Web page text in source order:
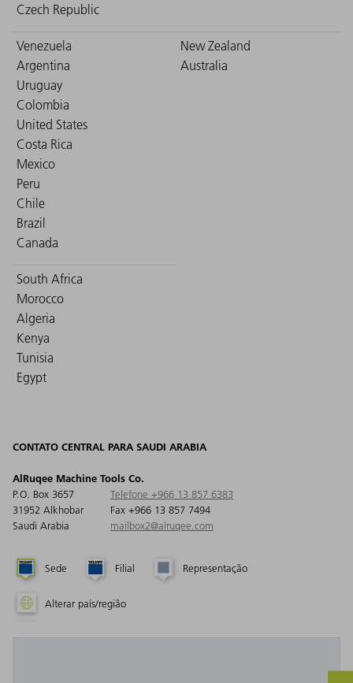
Czech Republic
Venezuela
Argentina
Uruguay
Colombia
United States
Costa Rica
Mexico
Peru
Chile
Brazil
Canada
New Zealand
Australia
South Africa
Morocco
Algeria
Kenya
Tunisia
Egypt
CONTATO CENTRAL PARA SAUDI ARABIA
AlRuqee Machine Tools Co.
P.O. Box 3657
31952 Alkhobar
Saudi Arabia
Telefone +966 13 857 6383
Fax +966 13 857 7494
mailbox2@alruqee.com
Sede Filial Representação
Alterar país/região